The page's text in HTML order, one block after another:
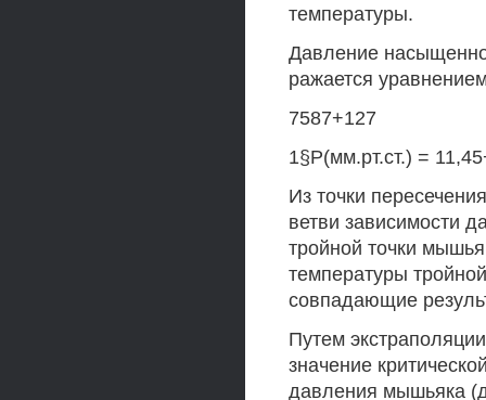
температуры.
Давление
ражается
7587+127
1§Р(мм.рт.ст.) =
Из точки
ветви зависимости
тройной точки
температуры
совпадающие
Путем
значение
давления мышьяка